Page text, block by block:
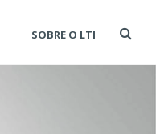
SOBRE O LTI